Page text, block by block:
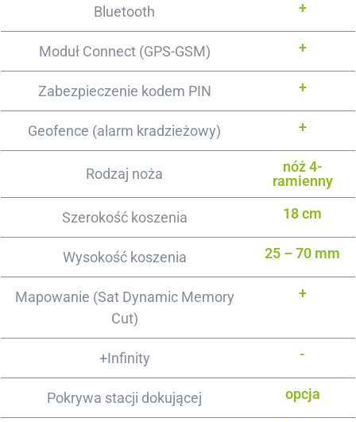
Bluetooth +
Moduł Connect (GPS-GSM) +
Zabezpieczenie kodem PIN +
Geofence (alarm kradzieżowy) +
Rodzaj noża
nóż 4-
ramienny
Szerokość koszenia 18 cm
Wysokość koszenia 25 – 70 mm
Mapowanie (Sat Dynamic Memory
Cut)
+
+Infinity -
Pokrywa stacji dokującej opcja